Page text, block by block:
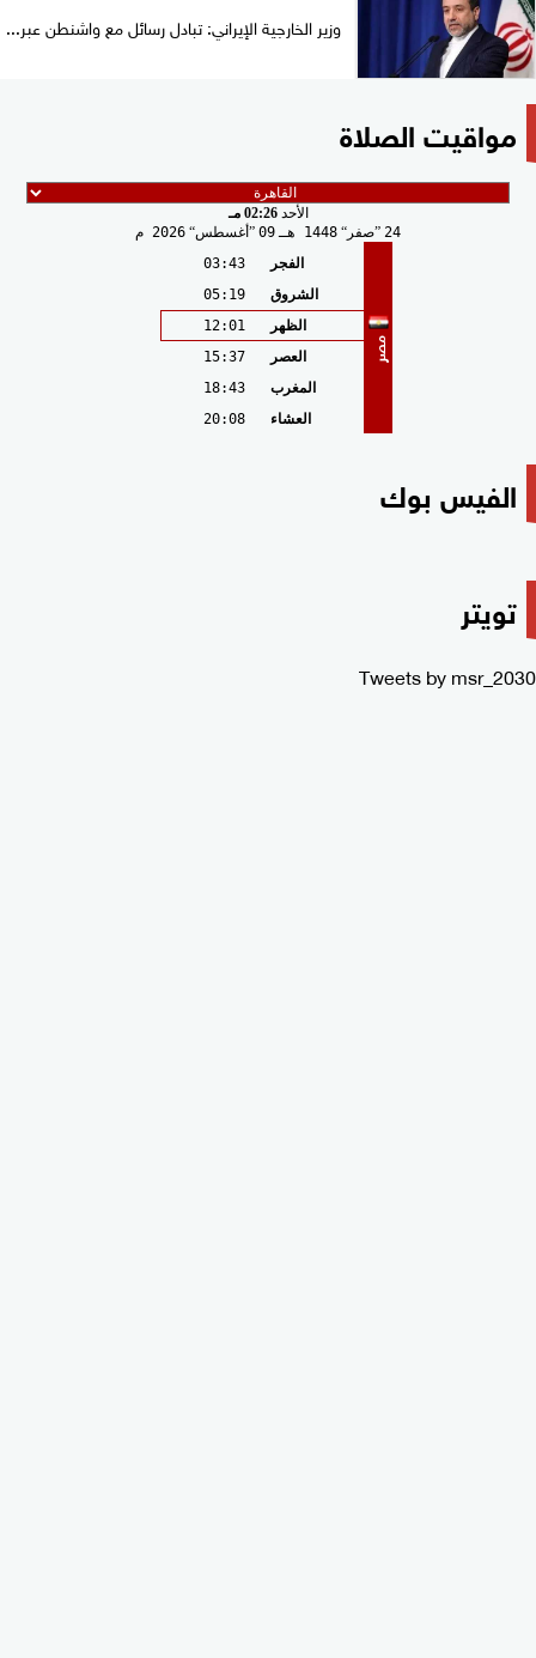
وزير الخارجية الإيراني: تبادل رسائل مع واشنطن عبر...
مواقيت الصلاة
الأحد02:26 مـ
24 صفر 1448 هـ 09 أغسطس 2026 م
مصر
الفجر
03:43
الشروق
05:19
الظهر
12:01
العصر
15:37
المغرب
18:43
العشاء
20:08
الفيس بوك
تويتر
Tweets by msr_2030